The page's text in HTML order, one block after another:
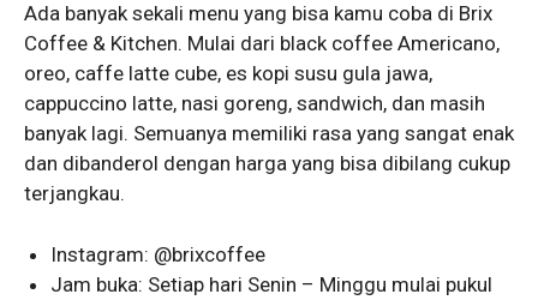
Ada banyak sekali menu yang bisa kamu coba di Brix
Coffee & Kitchen. Mulai dari black coffee Americano,
oreo, caffe latte cube, es kopi susu gula jawa,
cappuccino latte, nasi goreng, sandwich, dan masih
banyak lagi. Semuanya memiliki rasa yang sangat enak
dan dibanderol dengan harga yang bisa dibilang cukup
terjangkau.
Instagram: @brixcoffee
Jam buka: Setiap hari Senin – Minggu mulai pukul